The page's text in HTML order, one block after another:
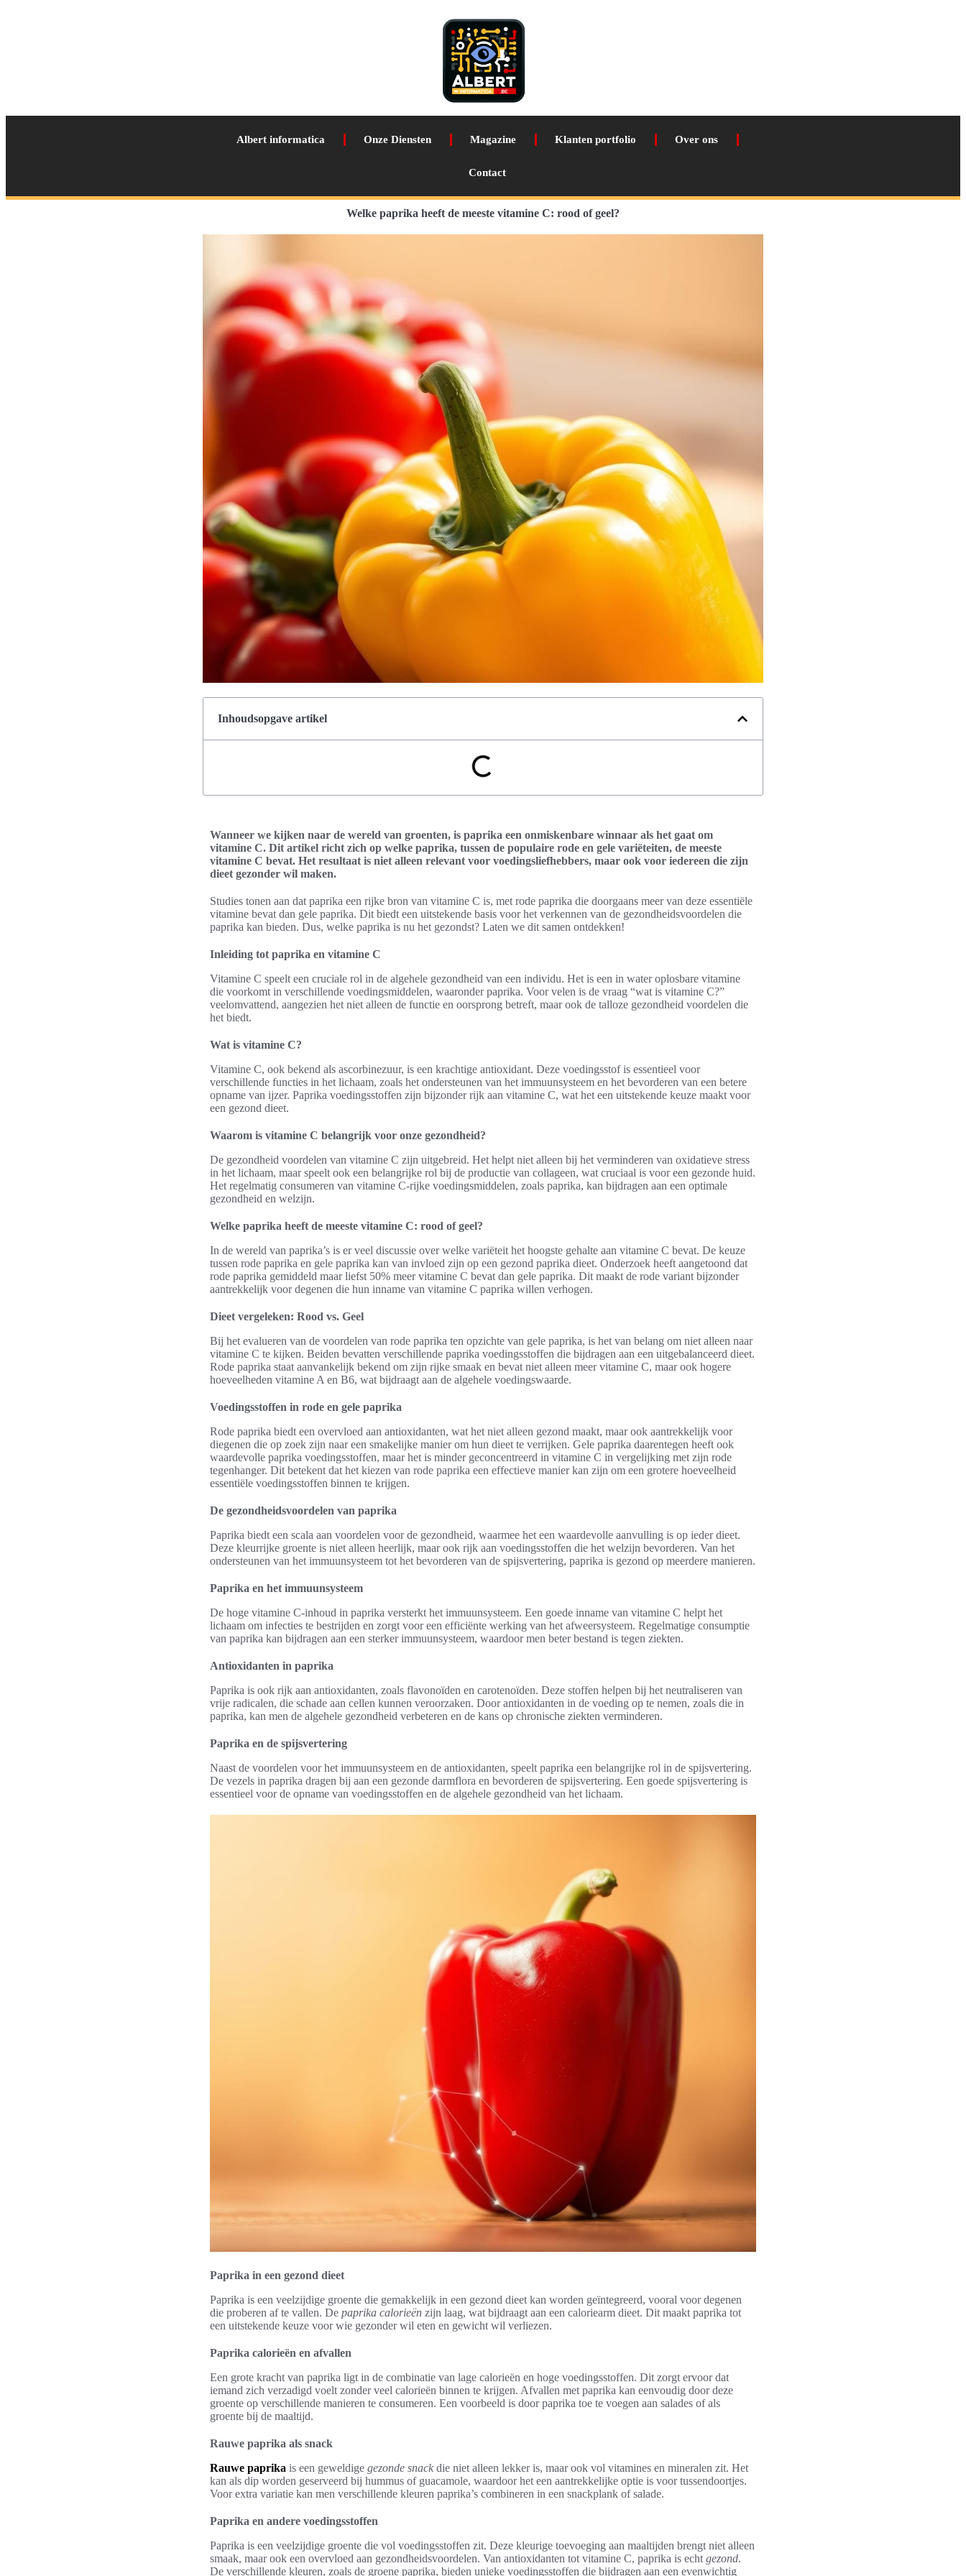
Albert informatica Onze Diensten Magazine Klanten portfolio Over ons
Contact
Welke paprika heeft de meeste vitamine C: rood of geel?
Inhoudsopgave artikel
Wanneer we kijken naar de wereld van groenten, is paprika een onmiskenbare winnaar als het gaat om
vitamine C. Dit artikel richt zich op welke paprika, tussen de populaire rode en gele variëteiten, de meeste
vitamine C bevat. Het resultaat is niet alleen relevant voor voedingsliefhebbers, maar ook voor iedereen die zijn
dieet gezonder wil maken.
Studies tonen aan dat paprika een rijke bron van vitamine C is, met rode paprika die doorgaans meer van deze essentiële
vitamine bevat dan gele paprika. Dit biedt een uitstekende basis voor het verkennen van de gezondheidsvoordelen die
paprika kan bieden. Dus, welke paprika is nu het gezondst? Laten we dit samen ontdekken!
Inleiding tot paprika en vitamine C
Vitamine C speelt een cruciale rol in de algehele gezondheid van een individu. Het is een in water oplosbare vitamine
die voorkomt in verschillende voedingsmiddelen, waaronder paprika. Voor velen is de vraag “wat is vitamine C?”
veelomvattend, aangezien het niet alleen de functie en oorsprong betreft, maar ook de talloze gezondheid voordelen die
het biedt.
Wat is vitamine C?
Vitamine C, ook bekend als ascorbinezuur, is een krachtige antioxidant. Deze voedingsstof is essentieel voor
verschillende functies in het lichaam, zoals het ondersteunen van het immuunsysteem en het bevorderen van een betere
opname van ijzer. Paprika voedingsstoffen zijn bijzonder rijk aan vitamine C, wat het een uitstekende keuze maakt voor
een gezond dieet.
Waarom is vitamine C belangrijk voor onze gezondheid?
De gezondheid voordelen van vitamine C zijn uitgebreid. Het helpt niet alleen bij het verminderen van oxidatieve stress
in het lichaam, maar speelt ook een belangrijke rol bij de productie van collageen, wat cruciaal is voor een gezonde huid.
Het regelmatig consumeren van vitamine C-rijke voedingsmiddelen, zoals paprika, kan bijdragen aan een optimale
gezondheid en welzijn.
Welke paprika heeft de meeste vitamine C: rood of geel?
In de wereld van paprika’s is er veel discussie over welke variëteit het hoogste gehalte aan vitamine C bevat. De keuze
tussen rode paprika en gele paprika kan van invloed zijn op een gezond paprika dieet. Onderzoek heeft aangetoond dat
rode paprika gemiddeld maar liefst 50% meer vitamine C bevat dan gele paprika. Dit maakt de rode variant bijzonder
aantrekkelijk voor degenen die hun inname van vitamine C paprika willen verhogen.
Dieet vergeleken: Rood vs. Geel
Bij het evalueren van de voordelen van rode paprika ten opzichte van gele paprika, is het van belang om niet alleen naar
vitamine C te kijken. Beiden bevatten verschillende paprika voedingsstoffen die bijdragen aan een uitgebalanceerd dieet.
Rode paprika staat aanvankelijk bekend om zijn rijke smaak en bevat niet alleen meer vitamine C, maar ook hogere
hoeveelheden vitamine A en B6, wat bijdraagt aan de algehele voedingswaarde.
Voedingsstoffen in rode en gele paprika
Rode paprika biedt een overvloed aan antioxidanten, wat het niet alleen gezond maakt, maar ook aantrekkelijk voor
diegenen die op zoek zijn naar een smakelijke manier om hun dieet te verrijken. Gele paprika daarentegen heeft ook
waardevolle paprika voedingsstoffen, maar het is minder geconcentreerd in vitamine C in vergelijking met zijn rode
tegenhanger. Dit betekent dat het kiezen van rode paprika een effectieve manier kan zijn om een grotere hoeveelheid
essentiële voedingsstoffen binnen te krijgen.
De gezondheidsvoordelen van paprika
Paprika biedt een scala aan voordelen voor de gezondheid, waarmee het een waardevolle aanvulling is op ieder dieet.
Deze kleurrijke groente is niet alleen heerlijk, maar ook rijk aan voedingsstoffen die het welzijn bevorderen. Van het
ondersteunen van het immuunsysteem tot het bevorderen van de spijsvertering, paprika is gezond op meerdere manieren.
Paprika en het immuunsysteem
De hoge vitamine C-inhoud in paprika versterkt het immuunsysteem. Een goede inname van vitamine C helpt het
lichaam om infecties te bestrijden en zorgt voor een efficiënte werking van het afweersysteem. Regelmatige consumptie
van paprika kan bijdragen aan een sterker immuunsysteem, waardoor men beter bestand is tegen ziekten.
Antioxidanten in paprika
Paprika is ook rijk aan antioxidanten, zoals flavonoïden en carotenoïden. Deze stoffen helpen bij het neutraliseren van
vrije radicalen, die schade aan cellen kunnen veroorzaken. Door antioxidanten in de voeding op te nemen, zoals die in
paprika, kan men de algehele gezondheid verbeteren en de kans op chronische ziekten verminderen.
Paprika en de spijsvertering
Naast de voordelen voor het immuunsysteem en de antioxidanten, speelt paprika een belangrijke rol in de spijsvertering.
De vezels in paprika dragen bij aan een gezonde darmflora en bevorderen de spijsvertering. Een goede spijsvertering is
essentieel voor de opname van voedingsstoffen en de algehele gezondheid van het lichaam.
Paprika in een gezond dieet
Paprika is een veelzijdige groente die gemakkelijk in een gezond dieet kan worden geïntegreerd, vooral voor degenen
die proberen af te vallen. De paprika calorieën zijn laag, wat bijdraagt aan een caloriearm dieet. Dit maakt paprika tot
een uitstekende keuze voor wie gezonder wil eten en gewicht wil verliezen.
Paprika calorieën en afvallen
Een grote kracht van paprika ligt in de combinatie van lage calorieën en hoge voedingsstoffen. Dit zorgt ervoor dat
iemand zich verzadigd voelt zonder veel calorieën binnen te krijgen. Afvallen met paprika kan eenvoudig door deze
groente op verschillende manieren te consumeren. Een voorbeeld is door paprika toe te voegen aan salades of als
groente bij de maaltijd.
Rauwe paprika als snack
Rauwe paprika is een geweldige gezonde snack die niet alleen lekker is, maar ook vol vitamines en mineralen zit. Het
kan als dip worden geserveerd bij hummus of guacamole, waardoor het een aantrekkelijke optie is voor tussendoortjes.
Voor extra variatie kan men verschillende kleuren paprika’s combineren in een snackplank of salade.
Paprika en andere voedingsstoffen
Paprika is een veelzijdige groente die vol voedingsstoffen zit. Deze kleurige toevoeging aan maaltijden brengt niet alleen
smaak, maar ook een overvloed aan gezondheidsvoordelen. Van antioxidanten tot vitamine C, paprika is echt gezond.
De verschillende kleuren, zoals de groene paprika, bieden unieke voedingsstoffen die bijdragen aan een evenwichtig